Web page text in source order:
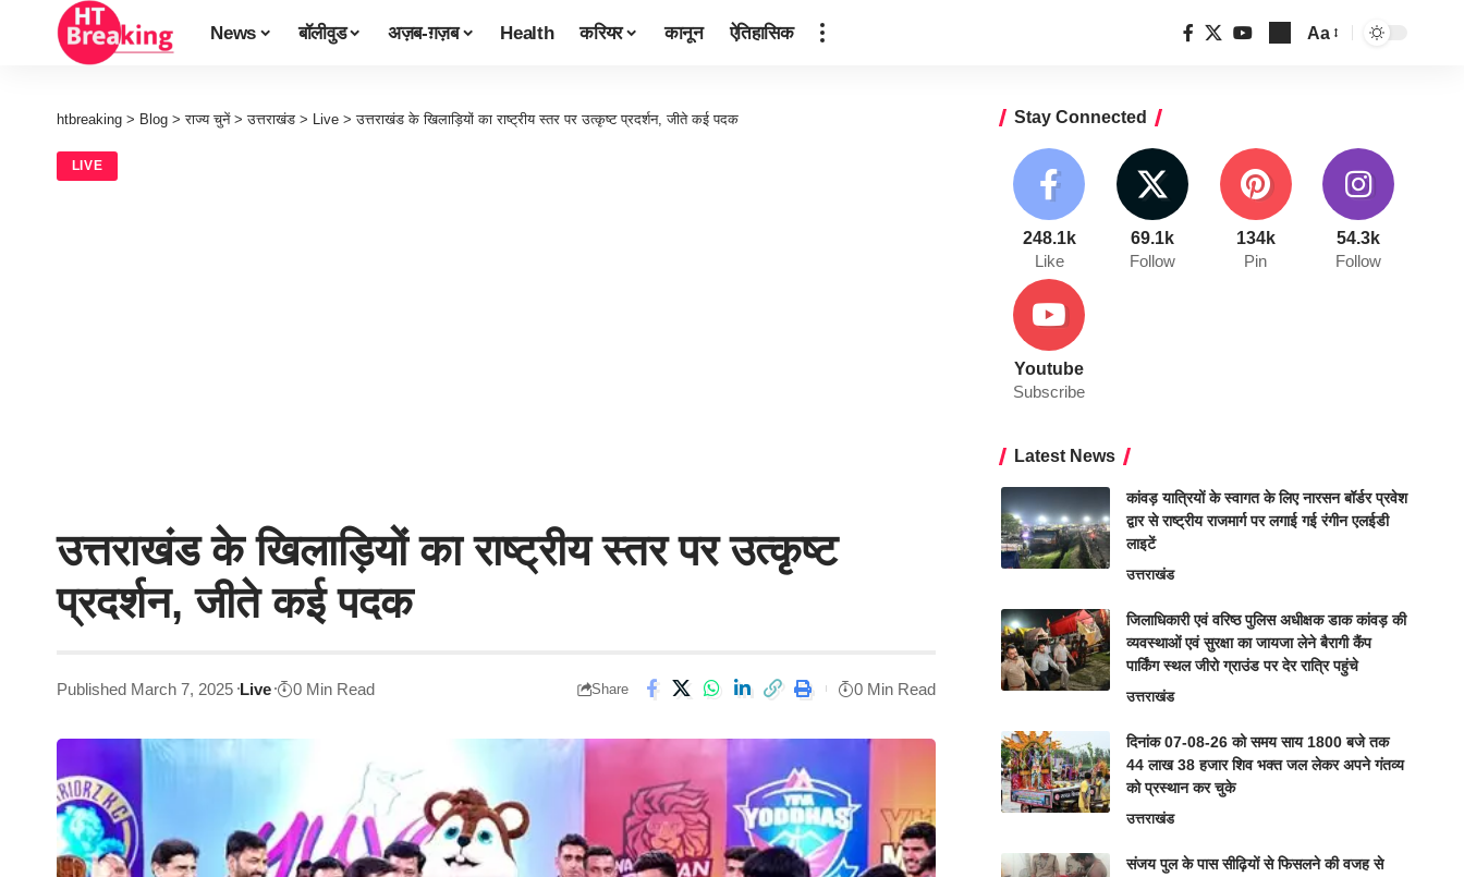
News बॉलीवुड अज़ब-ग़ज़ब Health करियर कानून ऐतिहासिक Aa
htbreaking > Blog >राज्य चुनें >उत्तराखंड > Live >उत्तराखंड के खिलाड़ियों का राष्ट्रीय स्तर पर उत्कृष्ट प्रदर्शन, जीते कई पदक
LIVE
उत्तराखंड के खिलाड़ियों का राष्ट्रीय स्तर पर उत्कृष्ट
प्रदर्शन, जीते कई पदक
Published March 7, 2025 Live 0 Min Read Share 0 Min Read
Stay Connected
248.1k
Like
69.1k
Follow
134k
Pin
54.3k
Follow
Youtube
Subscribe
Latest News
कांवड़ यात्रियों के स्वागत के लिए नारसन बॉर्डर प्रवेश
द्वार से राष्ट्रीय राजमार्ग पर लगाई गई रंगीन एलईडी
लाइटें
उत्तराखंड
जिलाधिकारी एवं वरिष्ठ पुलिस अधीक्षक डाक कांवड़ की
व्यवस्थाओं एवं सुरक्षा का जायजा लेने बैरागी कैंप
पार्किंग स्थल जीरो ग्राउंड पर देर रात्रि पहुंचे
उत्तराखंड
दिनांक 07-08-26 को समय साय 1800 बजे तक
44 लाख 38 हजार शिव भक्त जल लेकर अपने गंतव्य
को प्रस्थान कर चुके
उत्तराखंड
संजय पुल के पास सीढ़ियों से फिसलने की वजह से